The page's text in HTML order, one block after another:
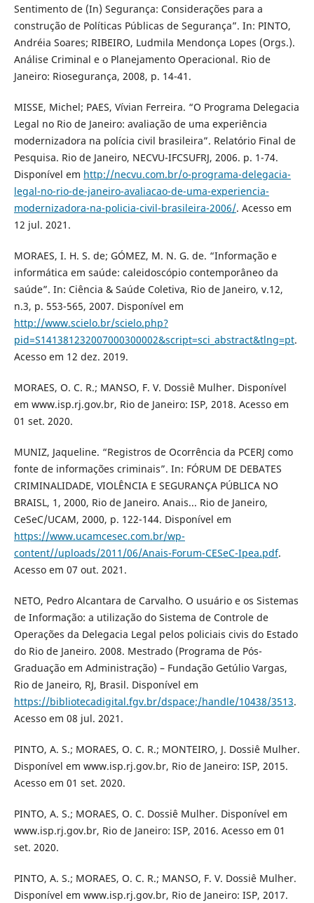
Sentimento de (In) Segurança: Considerações para a
construção de Políticas Públicas de Segurança”. In: PINTO,
Andréia Soares; RIBEIRO, Ludmila Mendonça Lopes (Orgs.).
Análise Criminal e o Planejamento Operacional. Rio de
Janeiro: Riosegurança, 2008, p. 14-41.
MISSE, Michel; PAES, Vívian Ferreira. “O Programa Delegacia
Legal no Rio de Janeiro: avaliação de uma experiência
modernizadora na polícia civil brasileira”. Relatório Final de
Pesquisa. Rio de Janeiro, NECVU-IFCSUFRJ, 2006. p. 1-74.
Disponível em http://necvu.com.br/o-programa-delegacia-
legal-no-rio-de-janeiro-avaliacao-de-uma-experiencia-
modernizadora-na-policia-civil-brasileira-2006/. Acesso em
12 jul. 2021.
MORAES, I. H. S. de; GÓMEZ, M. N. G. de. “Informação e
informática em saúde: caleidoscópio contemporâneo da
saúde”. In: Ciência & Saúde Coletiva, Rio de Janeiro, v.12,
n.3, p. 553-565, 2007. Disponível em
http://www.scielo.br/scielo.php?
pid=S141381232007000300002&script=sci_abstract&tlng=pt.
Acesso em 12 dez. 2019.
MORAES, O. C. R.; MANSO, F. V. Dossiê Mulher. Disponível
em www.isp.rj.gov.br, Rio de Janeiro: ISP, 2018. Acesso em
01 set. 2020.
MUNIZ, Jaqueline. “Registros de Ocorrência da PCERJ como
fonte de informações criminais”. In: FÓRUM DE DEBATES
CRIMINALIDADE, VIOLÊNCIA E SEGURANÇA PÚBLICA NO
BRAISL, 1, 2000, Rio de Janeiro. Anais... Rio de Janeiro,
CeSeC/UCAM, 2000, p. 122-144. Disponível em
https://www.ucamcesec.com.br/wp-
content//uploads/2011/06/Anais-Forum-CESeC-Ipea.pdf.
Acesso em 07 out. 2021.
NETO, Pedro Alcantara de Carvalho. O usuário e os Sistemas
de Informação: a utilização do Sistema de Controle de
Operações da Delegacia Legal pelos policiais civis do Estado
do Rio de Janeiro. 2008. Mestrado (Programa de Pós-
Graduação em Administração) – Fundação Getúlio Vargas,
Rio de Janeiro, RJ, Brasil. Disponível em
https://bibliotecadigital.fgv.br/dspace;/handle/10438/3513.
Acesso em 08 jul. 2021.
PINTO, A. S.; MORAES, O. C. R.; MONTEIRO, J. Dossiê Mulher.
Disponível em www.isp.rj.gov.br, Rio de Janeiro: ISP, 2015.
Acesso em 01 set. 2020.
PINTO, A. S.; MORAES, O. C. Dossiê Mulher. Disponível em
www.isp.rj.gov.br, Rio de Janeiro: ISP, 2016. Acesso em 01
set. 2020.
PINTO, A. S.; MORAES, O. C. R.; MANSO, F. V. Dossiê Mulher.
Disponível em www.isp.rj.gov.br, Rio de Janeiro: ISP, 2017.